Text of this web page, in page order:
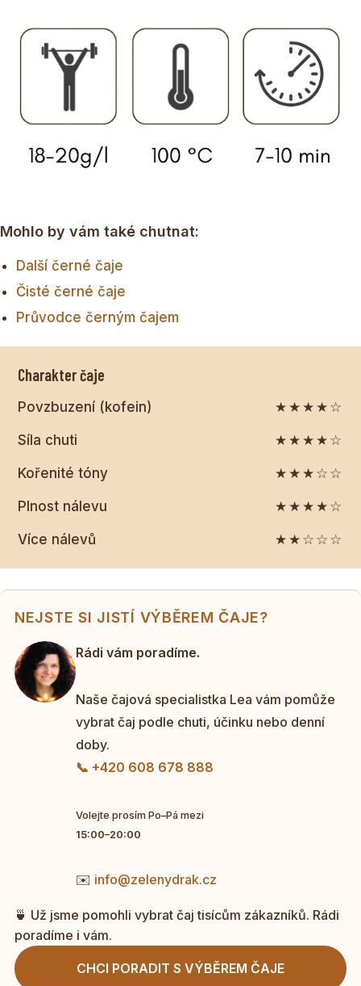
Mohlo by vám také chutnat:
Další černé čaje
Čisté černé čaje
Průvodce černým čajem
Charakter čaje
Povzbuzení (kofein) ★★★★☆
Síla chuti ★★★★☆
Kořenité tóny ★★★☆☆
Plnost nálevu ★★★★☆
Více nálevů ★★☆☆☆
NEJSTE SI JISTÍ VÝBĚREM ČAJE?
Rádi vám poradíme.
Naše čajová specialistka Lea vám pomůže
vybrat čaj podle chuti, účinku nebo denní
doby.
📞 +420 608 678 888
Volejte prosím Po–Pá mezi
15:00–20:00
✉️ info@zelenydrak.cz
🍵 Už jsme pomohli vybrat čaj tisícům zákazníků. Rádi
poradíme i vám.
CHCI PORADIT S VÝBĚREM ČAJE